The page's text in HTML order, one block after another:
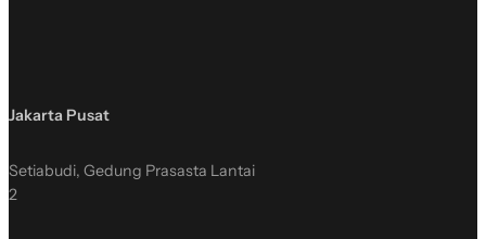
Jakarta Pusat
Setiabudi, Gedung Prasasta Lantai
2